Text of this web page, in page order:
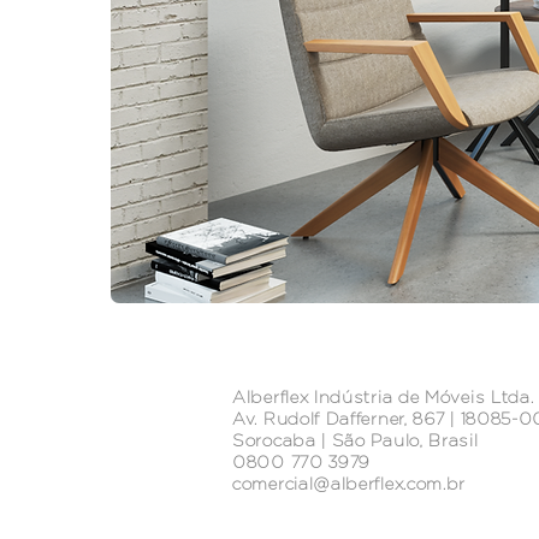
Alberflex Indústria de Móveis Ltda.
Av. Rudolf Dafferner, 867 | 18085-
Sorocaba | São Paulo, Brasil
0800 770 3979
comercial@alberflex.com.br